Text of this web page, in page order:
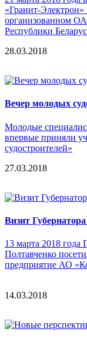
«Гранит-Электрон»
организованном
Республики
28.03.2018
Вечер молодых
Молодые
впервые приняли
судостроителей»
27.03.2018
Визит
13 марта 2018 года
Полтавченко
предприятие АО
14.03.2018